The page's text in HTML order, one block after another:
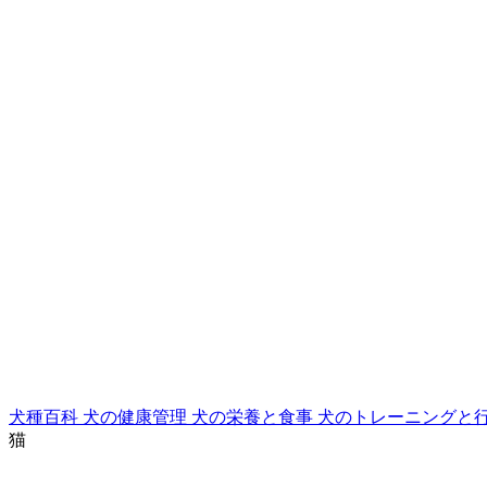
犬種百科 犬の健康管理 犬の栄養と食事 犬のトレーニングと
猫